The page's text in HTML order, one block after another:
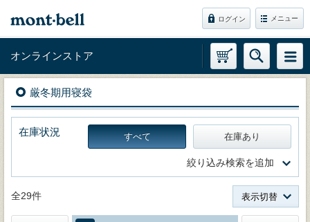
ログイン メニュー
オンラインストア
厳冬期用寝袋
在庫状況 すべて 在庫あり
絞り込み検索を追加
全29件 表示切替